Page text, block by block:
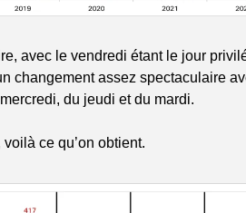
avec le vendredi étant le jour
changement assez spectaculaire
du jeudi et du mardi.
ce qu’on obtient.